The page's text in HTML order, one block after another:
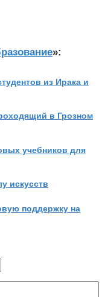
»:
из Ирака и
в Грозном
учебников для
искусств
поддержку на